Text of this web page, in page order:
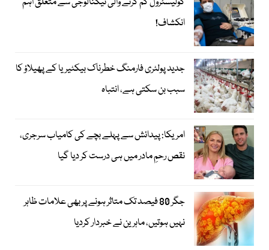
انکشاف!
جدید پولٹری فارمنگ خطرناک بیکٹیریا کے پھیلاؤ کا
سبب بن سکتی ہے، انتباہ
امریکا: پیدائش سے پہلے بچے کی کامیاب سرجری،
نقص رحمِ مادر میں ہی درست کر دیا گیا
جگر 80 فیصد تک متاثر ہونے پر بھی علامات ظاہر
نہیں ہوتیں، ماہرین نے خبردار کردیا